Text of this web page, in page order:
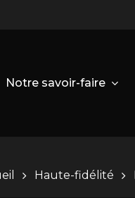
Notre savoir-faire
Haute-fidélité